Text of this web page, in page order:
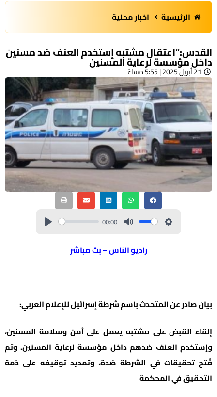
الرئيسية اخبار محلية
القدس:”اعتقال مشتبه إستخدم العنف ضد مسنين
داخل مؤسسة لرعاية المسنين
21 أبريل 2025 | 5:55 مساءً
00:00
راديو الناس – بث مباشر
بيان صادر عن المتحدث باسم شرطة إسرائيل للإعلام العربي:
إلقاء القبض على مشتبه يعمل على أمن وسلامة المسنين،
وإستخدم العنف ضدهم داخل مؤسسة لرعاية المسنين. وتم
فُتح تحقيقات في الشرطة ضدة، وتمديد توقيفه على ذمة
التحقيق في المحكمة